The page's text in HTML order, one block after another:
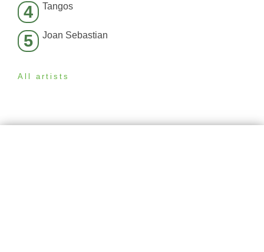
4 Tangos
5 Joan Sebastian
All artists